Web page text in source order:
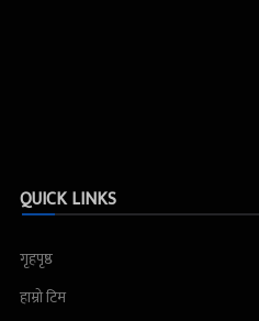
QUICK LINKS
गृहपृष्ठ
हाम्रो टिम